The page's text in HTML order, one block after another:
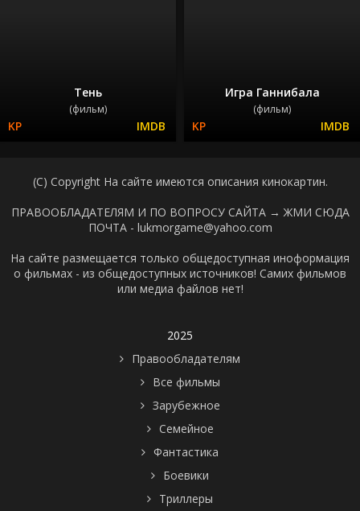
Тень
(фильм)
Игра Ганнибала
(фильм)
(C) Copyright На сайте имеются описания кинокартин.
ПРАВООБЛАДАТЕЛЯМ И ПО ВОПРОСУ САЙТА → ЖМИ СЮДА
ПОЧТА - lukmorgame@yahoo.com
На сайте размещается только общедоступная иноформация
о фильмах - из общедоступных источников! Самих фильмов
или медиа файлов нет!
2025
Правообладателям
Все фильмы
Зарубежное
Семейное
Фантастика
Боевики
Триллеры